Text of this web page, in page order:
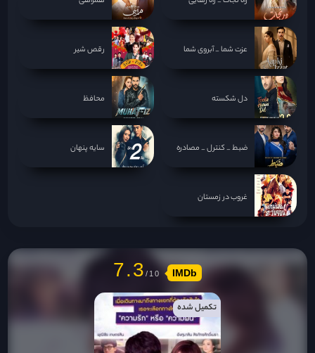
عزت شما _ آبروی شما رقص شیر
دل شکسته محافظ
ضبط _ کنترل _ مصادره سایه پنهان
غروب در زمستان
7.3 IMDb
تکمیل شده